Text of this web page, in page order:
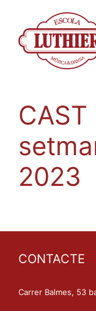
2023
CONTACTE
Carrer Balmes, 53